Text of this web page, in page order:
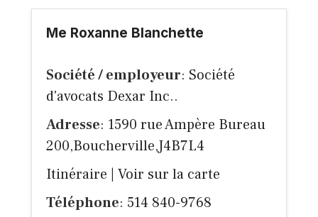
Me Roxanne Blanchette
Société / employeur: Société
d'avocats Dexar Inc..
Adresse: 1590 rue Ampère Bureau
200,Boucherville,J4B7L4
Itinéraire
Voir sur la carte
Téléphone: 514 840-9768